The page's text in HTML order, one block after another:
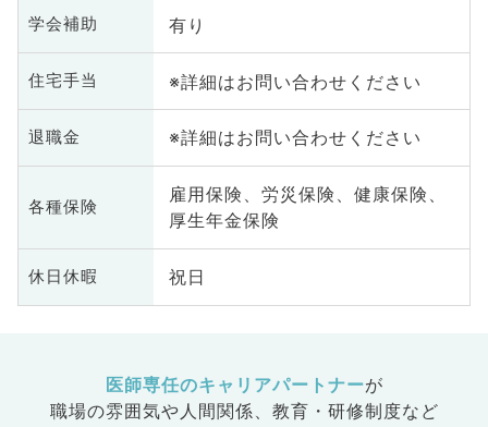
学会補助 有り
住宅手当 ※詳細はお問い合わせください
退職金 ※詳細はお問い合わせください
各種保険
雇用保険、労災保険、健康保険、
厚生年金保険
休日休暇 祝日
医師専任のキャリアパートナーが
職場の雰囲気や人間関係、 教育・研修制度など